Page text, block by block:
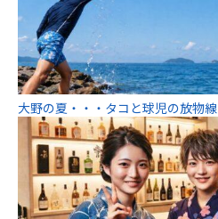
大野の夏・・・タコと球児の放物線